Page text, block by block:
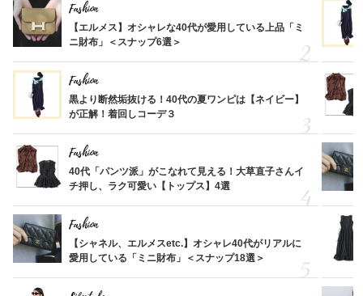
Fashion
【エルメス】オシャレな40代が愛用している上品「ミ
ニ財布」＜スナップ6選＞
Fashion
黒より断然垢抜ける！40代の夏ワンピは【ネイビー】
が正解！着回しコーデ３
Fashion
40代「パンツ派」がこなれて見える！大草直子さんイ
チ押し、ラク可愛い【トップス】4選
Fashion
【シャネル、エルメスetc.】オシャレ40代がリアルに
愛用している「ミニ財布」＜スナップ18選＞